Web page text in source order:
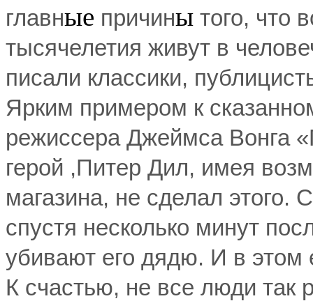
главные причины того, что
тысячелетия живут в
писали классики,
Ярким примером к
режиссера Джеймса Вонга
герой ,Питер Дил, имея
магазина, не сделал этого.
спустя несколько минут
убивают его дядю. И в
К счастью, не все люди